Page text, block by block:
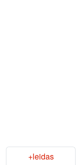
+leidas